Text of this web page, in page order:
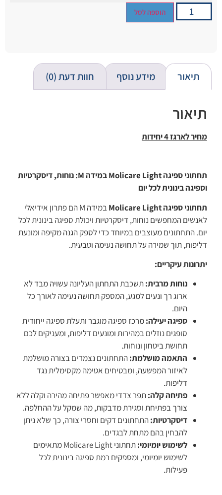
הוספה לסל
תיאור מידע נוסף חוות דעת (0)
תיאור
מחיר לארגז 4 יחידות
תחתוני ספיגה Molicare Light במידה M: נוחות, דיסקרטיות
וספיגה בינונית לכל יום
תחתוני ספיגה Molicare Light
במידה M הם פתרון אידיאלי
לאנשים המחפשים נוחות, דיסקרטיות ויכולת ספיגה בינונית לכל
יום. התחתונים מעוצבים במיוחד כדי לספק הגנה מקיפה ומונעת
דליפות, תוך שמירה על תחושה נעימה וטבעית.
יתרונות עיקריים:
נוחות מרבית:תשכבת התחתון העליונה עשויה מבד לא
ארוג רך ונעים למגע, המספק תחושה נעימה לאורך כל
היום.
ספיגה יעילה:מרכז ספיגה מוגבר ותעלת ספיגה ייחודית
סופגים נוזלים במהירות ומונעים דליפות, ומעניקים לכם
תחושת ביטחון ונוחות.
התאמה מושלמת:התחתונים נצמדים בצורה מושלמת
לאיזור המפשעה, ומבטיחים אטימה מקסימלית נגד
דליפות.
פתיחה קלה:תפר צדדי מאפשר פתיחה מהירה וקלה ללא
צורך בפתיחת וסגירת מדבקות, מה שמקל על ההחלפה.
דיסקרטיות:התחתונים דקים וחסרי צורה, כך שלא ניתן
להבחין בהם מתחת לבגדים.
לשימוש יומיומי:
תחתוני Molicare Light מתאימים
לשימוש יומיומי, ומספקים רמת ספיגה בינונית לכל
פעילות.